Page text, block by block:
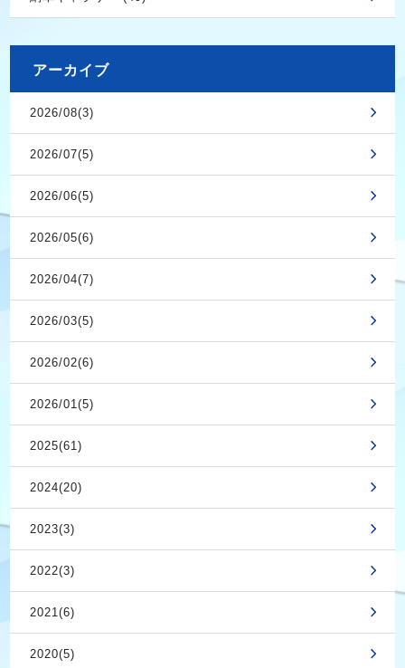
アーカイブ
2026/08(3)
2026/07(5)
2026/06(5)
2026/05(6)
2026/04(7)
2026/03(5)
2026/02(6)
2026/01(5)
2025(61)
2024(20)
2023(3)
2022(3)
2021(6)
2020(5)